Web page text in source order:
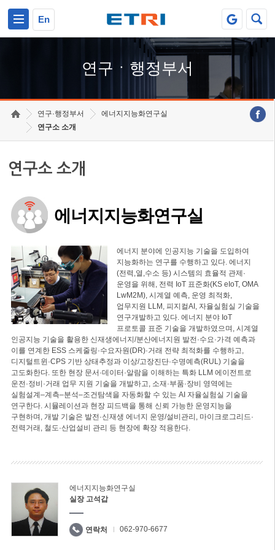
En
연구ㆍ행정부서
연구·행정부서
에너지지능화연구실
연구소 소개
연구소 소개
에너지지능화연구실
에너지 분야에 인공지능 기술을 도입하여
지능화하는 연구를 수행하고 있다. 에너지
(전력,열,수소 등) 시스템의 효율적 관제·
운영을 위해, 전력 IoT 표준화(KS eIoT, OMA
LwM2M), 시계열 예측, 운영 최적화,
업무지원 LLM, 피지컬AI, 자율실험실 기술을
연구개발하고 있다. 에너지 분야 IoT
프로토콜 표준 기술을 개발하였으며, 시계열
인공지능 기술을 활용한 신재생에너지/분산에너지원 발전·수요·가격 예측과
이를 연계한 ESS 스케줄링·수요자원(DR)·거래 전략 최적화를 수행하고,
디지털트윈·CPS 기반 상태추정과 이상/고장진단·수명예측(RUL) 기술을
고도화한다. 또한 현장 문서·데이터·알람을 이해하는 특화 LLM 에이전트로
운전·정비·거래 업무 지원 기술을 개발하고, 소재·부품·장비 영역에는
실험설계–계측–분석–조건탐색을 자동화할 수 있는 AI 자율실험실 기술을
연구한다. 시뮬레이션과 현장 피드백을 통해 신뢰 가능한 운영지능을
구현하며, 개발 기술은 발전·신재생 에너지 운영/설비관리, 마이크로그리드·
전력거래, 철도·산업설비 관리 등 현장에 확장 적용한다.
에너지지능화연구실
실장 고석갑
연락처 062-970-6677